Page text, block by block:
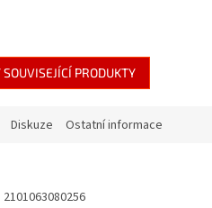
PRODUKTY
Diskuze Ostatní informace
2101063080256